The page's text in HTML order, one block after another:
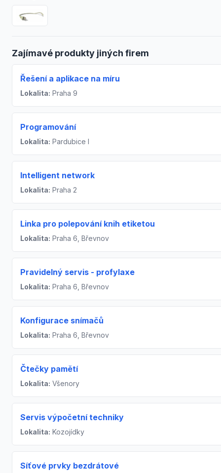
Zajímavé produkty jiných firem
Řešení a aplikace na míru
Lokalita: Praha 9
Programování
Lokalita: Pardubice I
Intelligent network
Lokalita: Praha 2
Linka pro polepování knih etiketou
Lokalita: Praha 6, Břevnov
Pravidelný servis - profylaxe
Lokalita: Praha 6, Břevnov
Konfigurace snímačů
Lokalita: Praha 6, Břevnov
Čtečky pamětí
Lokalita: Všenory
Servis výpočetní techniky
Lokalita: Kozojídky
Síťové prvky bezdrátové